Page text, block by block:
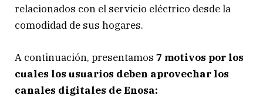
relacionados con el servicio eléctrico desde la
comodidad de sus hogares.
A continuación, presentamos 7 motivos por los
cuales los usuarios deben aprovechar los
canales digitales de Enosa: